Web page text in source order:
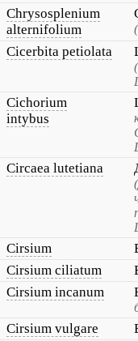
Chrysosplenium
alternifolium
Cicerbita petiolata
Cichorium
intybus
Circaea lutetiana
Cirsium
Cirsium ciliatum
Cirsium incanum
Cirsium vulgare